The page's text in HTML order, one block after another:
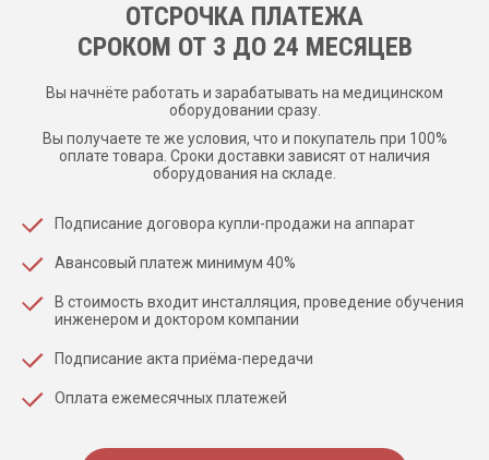
ОТСРОЧКА ПЛАТЕЖА
CРОКОМ ОТ 3 ДО 24 МЕСЯЦЕВ
Вы начнёте работать и зарабатывать на медицинском
оборудовании сразу.
Вы получаете те же условия, что и покупатель при 100%
оплате товара. Сроки доставки зависят от наличия
оборудования на складе.
Подписание договора купли-продажи на аппарат
Авансовый платеж минимум 40%
В стоимость входит инсталляция, проведение обучения
инженером и доктором компании
Подписание акта приёма-передачи
Оплата ежемесячных платежей